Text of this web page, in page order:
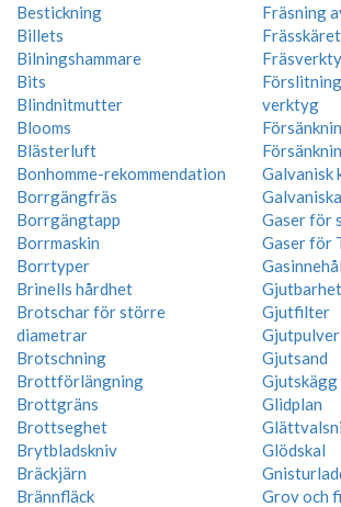
Bestickning
Billets
Bilningshammare
Bits
Blindnitmutter
Blooms
Blästerluft
Bonhomme-rekommendation
Borrgängfräs
Borrgängtapp
Borrmaskin
Borrtyper
Brinells hårdhet
Brotschar för större
diametrar
Brotschning
Brottförlängning
Brottgräns
Brottseghet
Brytbladskniv
Bräckjärn
Brännfläck
Fräsning
verktyg
Galvanisk
Gaser för
Gaser för
Gjutbarhet
Gjutfilter
Gjutpulver
Gjutsand
Gjutskägg
Glidplan
Glödskal
Grov och